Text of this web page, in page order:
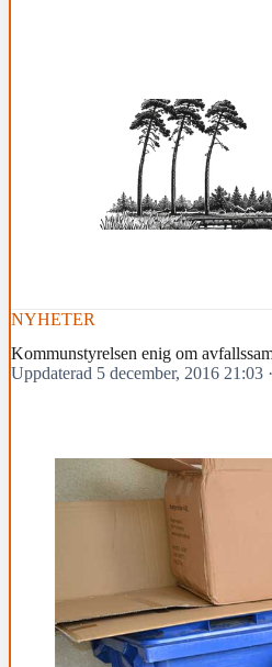
NYHETER
Kommunstyrelsen enig om
Uppdaterad 5 december, 2016 21:03 ·